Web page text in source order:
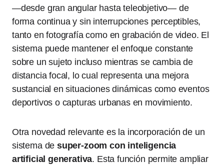
—desde gran angular hasta teleobjetivo— de
forma continua y sin interrupciones perceptibles,
tanto en fotografía como en grabación de video. El
sistema puede mantener el enfoque constante
sobre un sujeto incluso mientras se cambia de
distancia focal, lo cual representa una mejora
sustancial en situaciones dinámicas como eventos
deportivos o capturas urbanas en movimiento.
Otra novedad relevante es la incorporación de un
sistema desuper-zoom con inteligencia
artificial generativa. Esta función permite ampliar